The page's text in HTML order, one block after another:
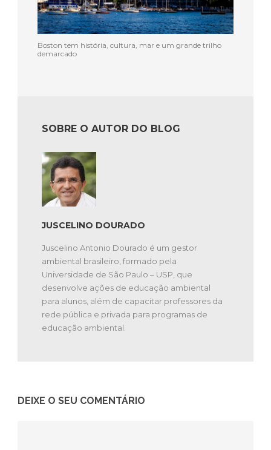
Boston tem história, cultura, mar e um grande trilho
demarcado
SOBRE O AUTOR DO BLOG
JUSCELINO DOURADO
Juscelino Antonio Dourado é um gestor
ambiental brasileiro, formado pela
Universidade de São Paulo – USP, que
desenvolve ações de educação ambiental
para alunos, além de capacitar professores da
rede pública e privada para programas de
educação ambiental.
DEIXE O SEU COMENTÁRIO